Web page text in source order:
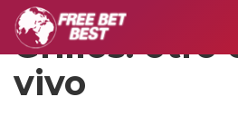
Grillos: otro
vivo